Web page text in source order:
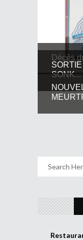
Décès
SONK...